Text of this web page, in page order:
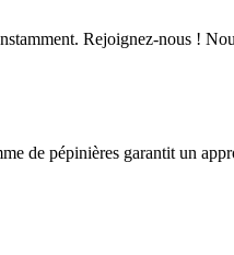
Rejoignez-nous !
de pépinières garantit un